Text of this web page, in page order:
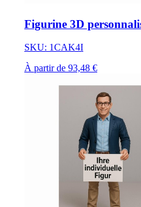
Figurine 3D
SKU: 1CAK4I
À partir de 93,48 €